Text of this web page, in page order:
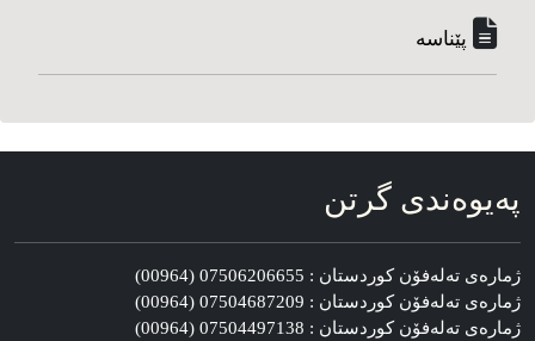
پێناسه‌
په‌یوه‌ندی گرتن
ژماره‌ی ته‌له‌فۆن کوردستان : 07506206655 (00964)
ژماره‌ی ته‌له‌فۆن کوردستان : 07504687209 (00964)
ژماره‌ی ته‌له‌فۆن کوردستان : 07504497138 (00964)